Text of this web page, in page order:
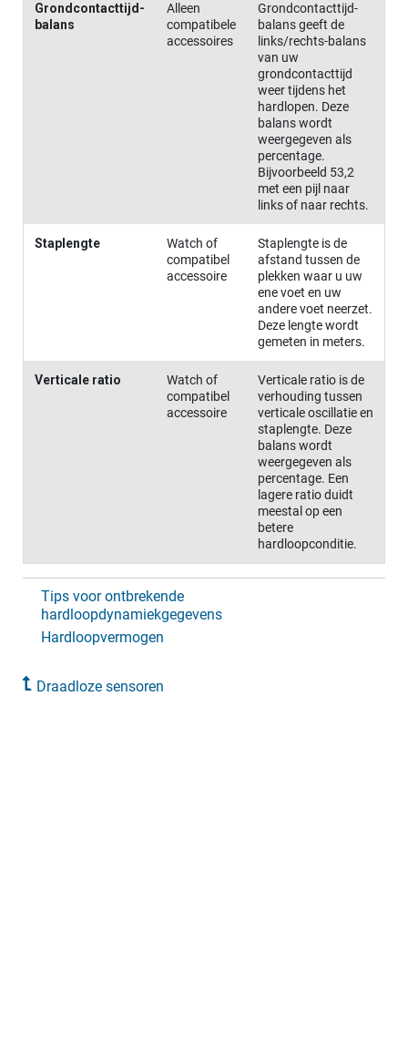
Grondcontacttijd-
balans
Alleen
compatibele
accessoires
Grondcontacttijd-
balans geeft de
links/rechts-balans
van uw
grondcontacttijd
weer tijdens het
hardlopen. Deze
balans wordt
weergegeven als
percentage.
Bijvoorbeeld 53,2
met een pijl naar
links of naar rechts.
Staplengte
Watch of
compatibel
accessoire
Staplengte is de
afstand tussen de
plekken waar u uw
ene voet en uw
andere voet neerzet.
Deze lengte wordt
gemeten in meters.
Verticale ratio
Watch of
compatibel
accessoire
Verticale ratio is de
verhouding tussen
verticale oscillatie en
staplengte. Deze
balans wordt
weergegeven als
percentage. Een
lagere ratio duidt
meestal op een
betere
hardloopconditie.
Tips voor ontbrekende
hardloopdynamiekgegevens
Hardloopvermogen
Draadloze sensoren